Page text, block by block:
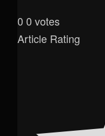
0 0 votes
Article Rating